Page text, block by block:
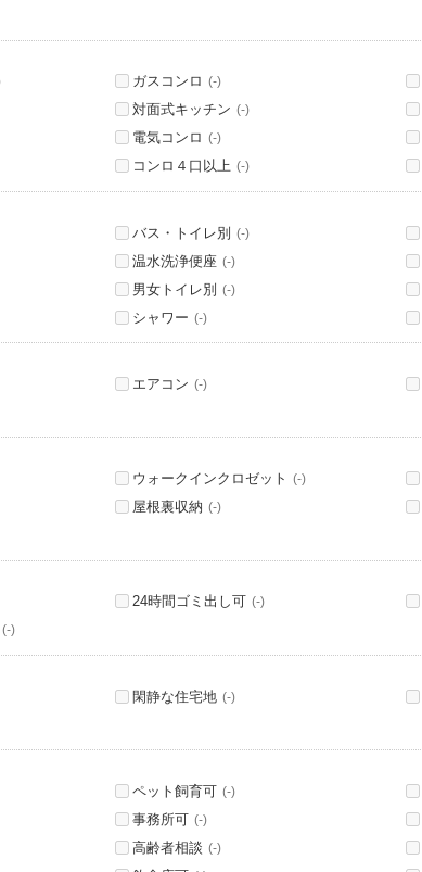
ガスコンロ (-)
対面式キッチン (-)
電気コンロ (-)
コンロ４口以上 (-)
バス・トイレ別 (-)
温水洗浄便座 (-)
男女トイレ別 (-)
シャワー (-)
エアコン (-)
ウォークインクロゼット (-)
屋根裏収納 (-)
24時間ゴミ出し可 (-)
(-)
閑静な住宅地 (-)
ペット飼育可 (-)
事務所可 (-)
高齢者相談 (-)